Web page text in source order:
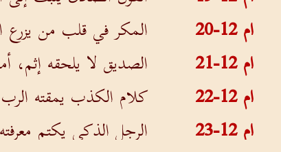
ام 12-20
المكر في قلب من يزرع
ام 12-21
الصديق لا يلحقه إثم،
ام 12-22
كلام الكذب يمقته
ام 12-23
الرجل الذكي يكتم